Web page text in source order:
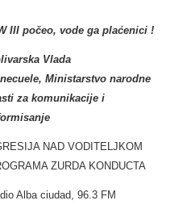
III počeo, vode ga plaćenici !
Vlada
Ministarstvo narodne
za komunikacije i
NAD VODITELJKOM
ZURDA KONDUCTA
Alba ciudad, 96.3 FM